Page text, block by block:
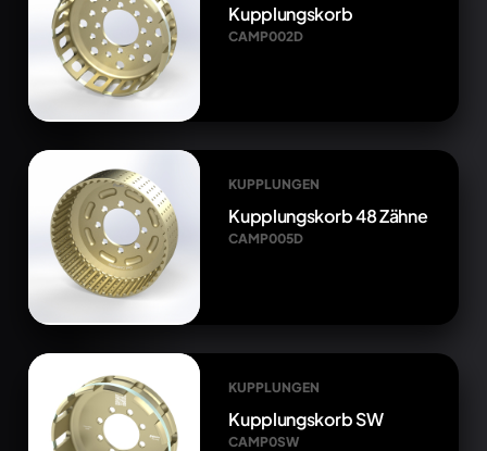
Kupplungskorb
CAMP002D
KUPPLUNGEN
Kupplungskorb 48 Zähne
CAMP005D
KUPPLUNGEN
Kupplungskorb SW
CAMP0SW